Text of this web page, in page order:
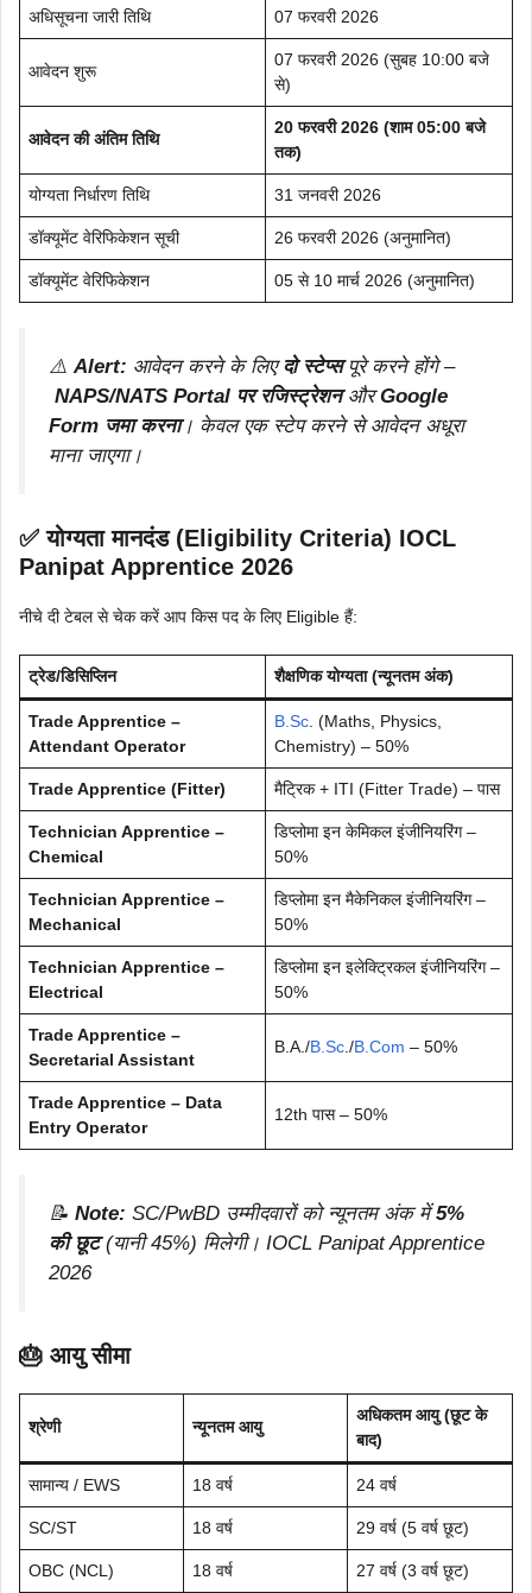
अधिसूचना जारी तिथि 07 फरवरी 2026
आवेदन शुरू
07 फरवरी 2026 (सुबह 10:00 बजे
से)
आवेदन की अंतिम तिथि
20 फरवरी 2026 (शाम 05:00 बजे
तक)
योग्यता निर्धारण तिथि 31 जनवरी 2026
डॉक्यूमेंट वेरिफिकेशन सूची 26 फरवरी 2026 (अनुमानित)
डॉक्यूमेंट वेरिफिकेशन 05 से 10 मार्च 2026 (अनुमानित)
⚠️ Alert: आवेदन करने के लिएदो स्टेप्सपूरे करने होंगे –
NAPS/NATS Portal पर रजिस्ट्रेशनऔरGoogle
Form जमा करना। केवल एक स्टेप करने से आवेदन अधूरा
माना जाएगा।
✅ योग्यता मानदंड (Eligibility Criteria) IOCL
Panipat Apprentice 2026
नीचे दी टेबल से चेक करें आप किस पद के लिए Eligible हैं:
ट्रेड/डिसिप्लिन शैक्षणिक योग्यता(न्यूनतम अंक)
Trade Apprentice –
Attendant Operator
B.Sc . (Maths, Physics,
Chemistry) – 50%
Trade Apprentice (Fitter) मैट्रिक + ITI (Fitter Trade) – पास
Technician Apprentice –
Chemical
डिप्लोमा इन केमिकल इंजीनियरिंग –
50%
Technician Apprentice –
Mechanical
डिप्लोमा इन मैकेनिकल इंजीनियरिंग –
50%
Technician Apprentice –
Electrical
डिप्लोमा इन इलेक्ट्रिकल इंजीनियरिंग –
50%
Trade Apprentice –
Secretarial Assistant
B.A./B.Sc ./B.Com – 50%
Trade Apprentice – Data
Entry Operator
12th पास – 50%
📝 Note: SC/PwBD उम्मीदवारों को न्यूनतम अंक में5%
की छूट(यानी 45%) मिलेगी। IOCL Panipat Apprentice
2026
🎂 आयु सीमा
श्रेणी न्यूनतम आयु
अधिकतम आयु (छूट के
बाद)
सामान्य / EWS 18 वर्ष 24 वर्ष
SC/ST 18 वर्ष 29 वर्ष (5 वर्ष छूट)
OBC (NCL) 18 वर्ष 27 वर्ष (3 वर्ष छूट)